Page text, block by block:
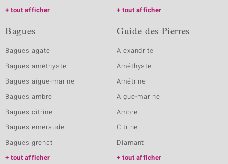
tout afficher
tout afficher
Bagues
Bagues agate
Bagues améthyste
Bagues aigue-marine
Bagues ambre
Bagues citrine
Bagues emeraude
Bagues grenat
tout afficher
Guide des Pierres
Alexandrite
Améthyste
Amétrine
Aigue-marine
Ambre
Citrine
Diamant
tout afficher